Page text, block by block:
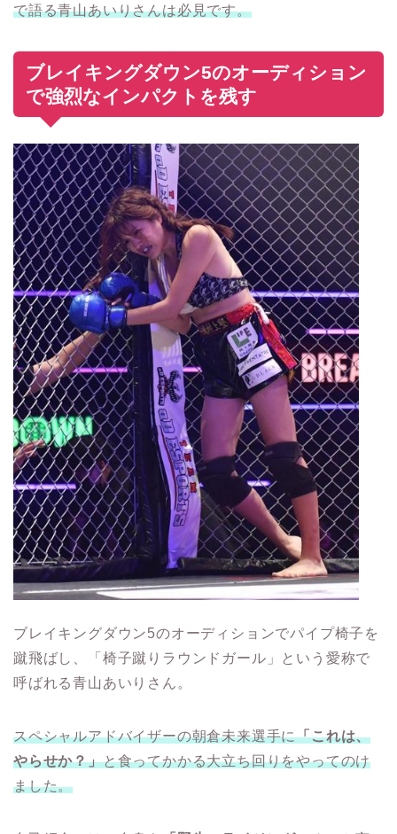
で語る青山あいりさんは必見です。
ブレイキングダウン5のオーディション
で強烈なインパクトを残す
ブレイキングダウン5のオーディションでパイプ椅子を
蹴飛ばし、「椅子蹴りラウンドガール」という愛称で
呼ばれる青山あいりさん。
スペシャルアドバイザーの朝倉未来選手に「これは、
やらせか？」と食ってかかる大立ち回りをやってのけ
ました。